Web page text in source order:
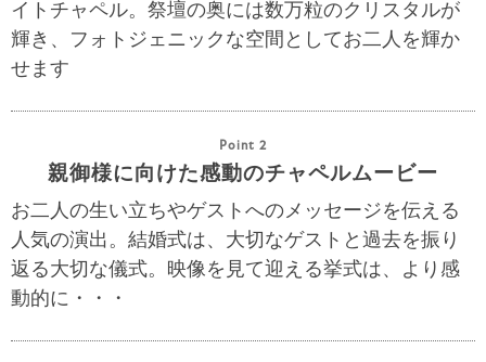
イトチャペル。祭壇の奥には数万粒のクリスタルが
輝き、フォトジェニックな空間としてお二人を輝か
せます
Point 2
親御様に向けた感動のチャペルムービー
お二人の生い立ちやゲストへのメッセージを伝える
人気の演出。結婚式は、大切なゲストと過去を振り
返る大切な儀式。映像を見て迎える挙式は、より感
動的に・・・